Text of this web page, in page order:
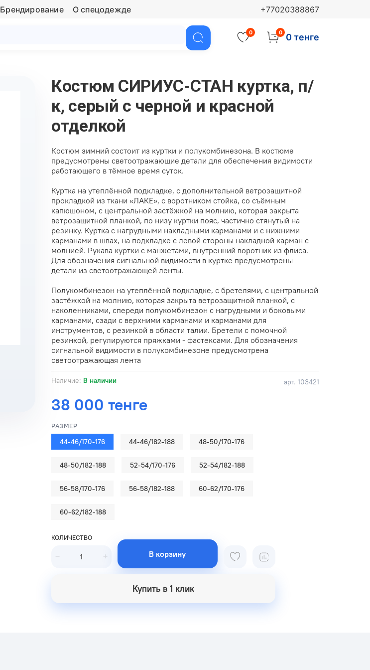
Брендирование О спецодежде +77020388867
0 0 0 тенге
арт. 103421
Наличие: В наличии
Костюм СИРИУС-СТАН куртка, п/
к, серый с черной и красной
отделкой
38 000 тенге
КОЛИЧЕСТВО
В корзину
Купить в 1 клик
РАЗМЕР
44-46/170-176 44-46/182-188 48-50/170-176
48-50/182-188 52-54/170-176 52-54/182-188
56-58/170-176 56-58/182-188 60-62/170-176
60-62/182-188
Костюм зимний состоит из куртки и полукомбинезона. В костюме
предусмотрены светоотражающие детали для обеспечения видимости
работающего в тёмное время суток.
Куртка на утеплённой подкладке, с дополнительной ветрозащитной
прокладкой из ткани «ЛАКЕ», с воротником стойка, со съёмным
капюшоном, с центральной застёжкой на молнию, которая закрыта
ветрозащитной планкой, по низу куртки пояс, частично стянутый на
резинку. Куртка с нагрудными накладными карманами и с нижними
карманами в швах, на подкладке с левой стороны накладной карман с
молнией. Рукава куртки с манжетами, внутренний воротник из флиса.
Для обозначения сигнальной видимости в куртке предусмотрены
детали из светоотражающей ленты.
Полукомбинезон на утеплённой подкладке, с бретелями, с центральной
застёжкой на молнию, которая закрыта ветрозащитной планкой, с
наколенниками, спереди полукомбинезон с нагрудными и боковыми
карманами, сзади с верхними карманами и карманами для
инструментов, с резинкой в области талии. Бретели с помочной
резинкой, регулируются пряжками - фастексами. Для обозначения
сигнальной видимости в полукомбинезоне предусмотрена
светоотражающая лента